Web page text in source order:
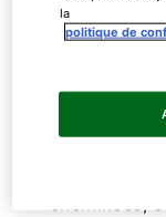
Assurez-
tous les
panneaux
qu’aucun
la
politique de